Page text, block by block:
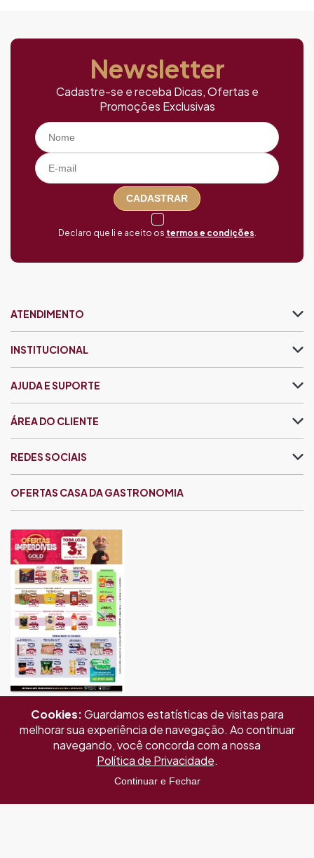
Newsletter
Cadastre-se e receba Dicas, Ofertas e
Promoções Exclusivas
CADASTRAR
Declaro que li e aceito os termos e condições
ATENDIMENTO
INSTITUCIONAL
AJUDA E SUPORTE
ÁREA DO CLIENTE
OFERTAS CASA DA GASTRONOMIA
REDES SOCIAIS
Cookies:Guardamos estatísticas de visitas para
melhorar sua experiência de navegação. Ao continuar
navegando, você concorda com a nossa
Política de Privacidade.
Continuar e Fechar